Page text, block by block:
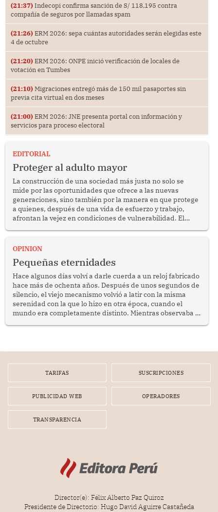
(21:37) Indecopi confirma sanción de S/ 118,195 contra
compañía de seguros por llamadas spam
(21:26) ERM 2026: sepa cuántas autoridades serán elegidas este
4 de octubre
(21:20) ERM 2026: ONPE inició verificación de locales de
votación en Tumbes
(21:10) Migraciones entregó más de 150 mil pasaportes sin
previa cita virtual en dos meses
(21:00) ERM 2026: JNE presenta portal con información y
servicios para proceso electoral
EDITORIAL
Proteger al adulto mayor
La construcción de una sociedad más justa no solo se
mide por las oportunidades que ofrece a las nuevas
generaciones, sino también por la manera en que protege
a quienes, después de una vida de esfuerzo y trabajo,
afrontan la vejez en condiciones de vulnerabilidad. El
bimestrales el subsidio que reciben los beneficiarios del
reflexionar sobre la importancia de fortalecer las políticas
públicas dirigidas a los adultos mayores en pobreza.
OPINION
Pequeñas eternidades
Hace algunos días volví a darle cuerda a un reloj fabricado
hace más de ochenta años. Después de unos segundos de
silencio, el viejo mecanismo volvió a latir con la misma
serenidad con la que lo hizo en otra época, cuando el
mundo era completamente distinto. Mientras observaba el
TARIFAS SUSCRIPCIONES
PUBLICIDAD WEB OPERADORES
TRANSPARENCIA
Director(e): Félix Alberto Paz Quiroz
Presidente de Directorio: Hugo David Aguirre Castañeda